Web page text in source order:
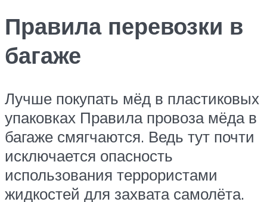
Правила перевозки в
багаже
Лучше покупать мёд в пластиковых
упаковках Правила провоза мёда в
багаже смягчаются. Ведь тут почти
исключается опасность
использования террористами
жидкостей для захвата самолёта.